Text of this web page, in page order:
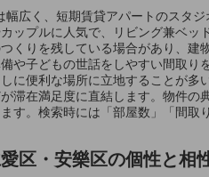
広く、短期賃貸アパートのスタ
ップルに人気で、リビング兼ベ
くりを残している場合があり、
や子どもの世話をしやすい間取
に便利な場所に立地することが
滞在満足度に直結します。物件
す。検索時には「部屋数」「間
区・安樂区の個性と相